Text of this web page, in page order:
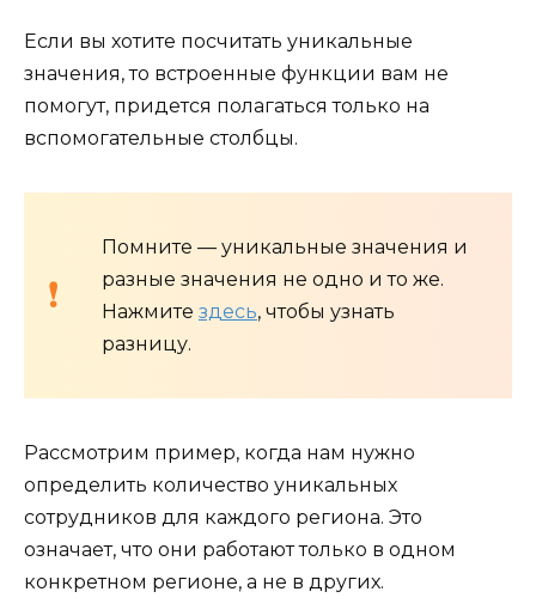
Если вы хотите посчитать уникальные
значения, то встроенные функции вам не
помогут, придется полагаться только на
вспомогательные столбцы.
Помните — уникальные значения и
разные значения не одно и то же.
Нажмите здесь, чтобы узнать
разницу.
Рассмотрим пример, когда нам нужно
определить количество уникальных
сотрудников для каждого региона. Это
означает, что они работают только в одном
конкретном регионе, а не в других.